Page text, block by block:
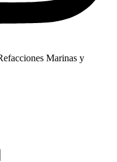
Marinas y